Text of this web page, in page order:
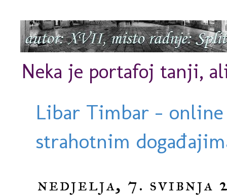
Neka je portafoj tanji,
Libar Timbar -
strahotnim
nedjelja, 7. svibnja